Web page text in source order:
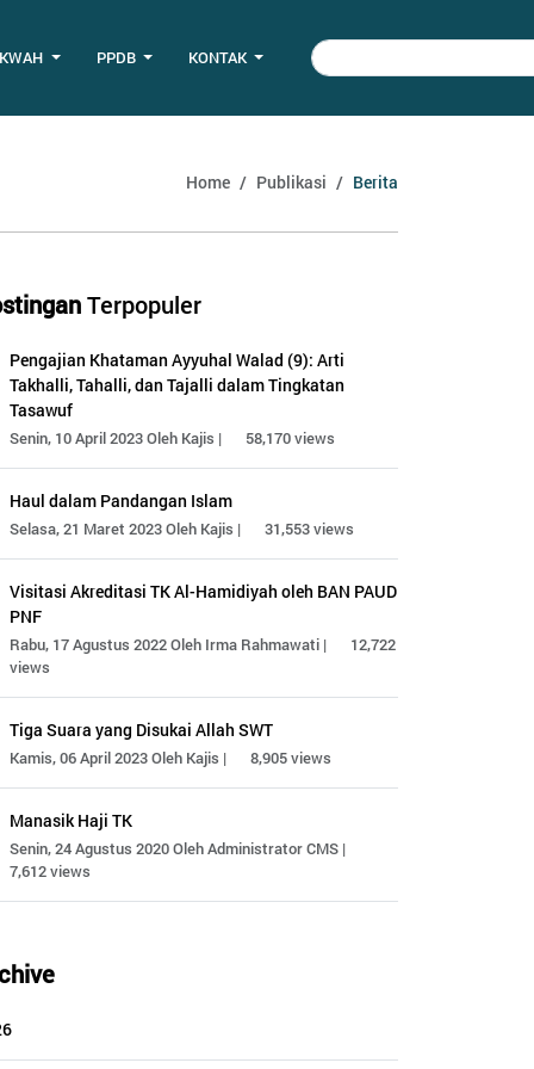
PPDB KONTAK
Home Publikasi Berita
Terpopuler
Pengajian Khataman Ayyuhal Walad (9): Arti
Takhalli, Tahalli, dan Tajalli dalam Tingkatan
Tasawuf
Senin, 10 April 2023 Oleh Kajis | 58,170 views
Haul dalam Pandangan Islam
Selasa, 21 Maret 2023 Oleh Kajis | 31,553 views
Visitasi Akreditasi TK Al-Hamidiyah oleh BAN PAUD
PNF
Rabu, 17 Agustus 2022 Oleh Irma Rahmawati |
12,722
views
Tiga Suara yang Disukai Allah SWT
Kamis, 06 April 2023 Oleh Kajis | 8,905 views
Manasik Haji TK
Senin, 24 Agustus 2020 Oleh Administrator CMS |
7,612 views